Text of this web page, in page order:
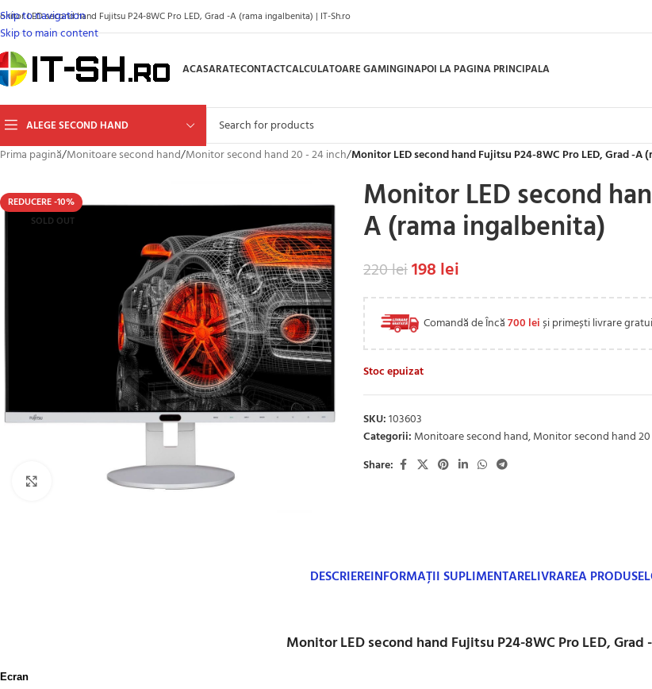
Skip to navigation
Skip to main content
LED second hand Fujitsu P24-8WC Pro LED, Grad -A (rama ingalbenita) | IT-Sh.ro
ACASARATECONTACTCALCULATOARE GAMINGINAPOI LA PAGINA PRINCIPALA
ALEGE SECOND HAND
Prima pagină/Monitoare second hand/Monitor second hand 20 - 24 inch/Monitor LED second hand Fujitsu P24-8WC Pro LED, Grad -A
REDUCERE -10%
SOLD OUT
Click to enlarge
Monitor LED second
A (rama ingalbenita)
220lei198 lei
Comandă de Încă700 leiși primești livrare
Stoc epuizat
SKU:103603
Categorii: Monitoare second hand,Monitor second hand
Share:
DESCRIEREINFORMAȚII SUPLIMENTARELIVRAREA
Monitor LED second hand Fujitsu P24-8WC Pro LED,
Ecran